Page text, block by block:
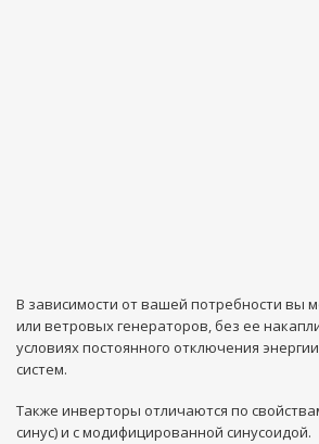
В зависимости от вашей потребности вы
или ветровых генераторов, без ее
условиях постоянного отключения
систем.
Также инверторы отличаются по
синус) и с модифицированной синусоидой.